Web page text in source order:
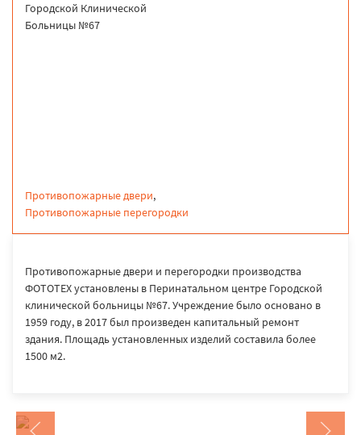
Городской Клинической
Больницы №67
Противопожарные двери,
Противопожарные перегородки
Противопожарные двери и перегородки производства
ФОТОТЕХ установлены в Перинатальном центре Городской
клинической больницы №67. Учреждение было основано в
1959 году, в 2017 был произведен капитальный ремонт
здания. Площадь установленных изделий составила более
1500 м2.